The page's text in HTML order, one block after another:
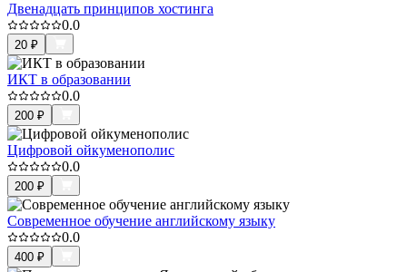
Двенадцать принципов хостинга
0.0
20 ₽
ИКТ в образовании
0.0
200 ₽
Цифровой ойкуменополис
0.0
200 ₽
Современное обучение английскому языку
0.0
400 ₽